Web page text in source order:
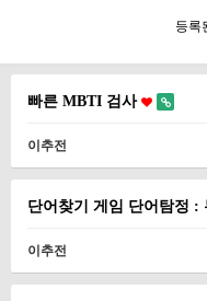
등록
빠른 MBTI 검사
이추전
단어찾기 게임 단어탐정 :
이추전